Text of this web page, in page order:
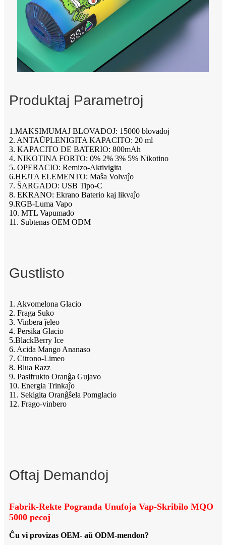
Produktaj Parametroj
1.MAKSIMUMAJ BLOVADOJ: 15000 blovadoj
2. ANTAŬPLENIGITA KAPACITO: 20 ml
3. KAPACITO DE BATERIO: 800mAh
4. NIKOTINA FORTO: 0% 2% 3% 5% Nikotino
5. OPERACIO: Remizo-Aktivigita
6.HEJTA ELEMENTO: Maŝa Volvaĵo
7. ŜARGADO: USB Tipo-C
8. EKRANO: Ekrano Baterio kaj likvaĵo
9.RGB-Luma Vapo
10. MTL Vapumado
11. Subtenas OEM ODM
Gustlisto
1. Akvomelona Glacio
2. Fraga Suko
3. Vinbera ĵeleo
4. Persika Glacio
5.BlackBerry Ice
6. Acida Mango Ananaso
7. Citrono-Limeo
8. Blua Razz
9. Pasifrukto Oranĝa Gujavo
10. Energia Trinkaĵo
11. Sekigita Oranĝŝela Pomglacio
12. Frago-vinbero
Oftaj Demandoj
Fabrik-Rekte Pogranda Unufoja Vap-Skribilo MQO
5000 pecoj
Ĉu vi provizas OEM- aŭ ODM-mendon?